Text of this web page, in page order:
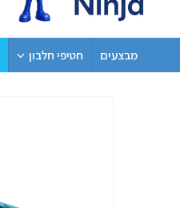
מבצעים חטיפי חלבון